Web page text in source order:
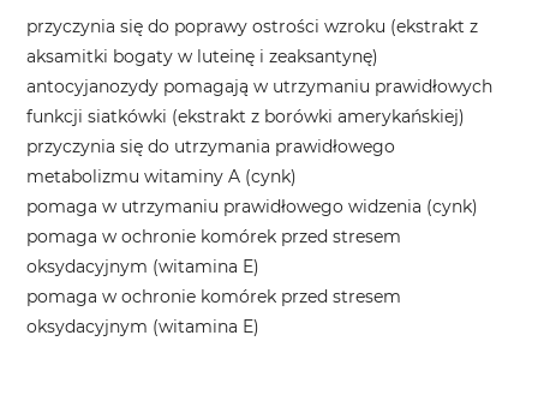
przyczynia się do poprawy ostrości wzroku (ekstrakt z
aksamitki bogaty w luteinę i zeaksantynę)
antocyjanozydy pomagają w utrzymaniu prawidłowych
funkcji siatkówki (ekstrakt z borówki amerykańskiej)
przyczynia się do utrzymania prawidłowego
metabolizmu witaminy A (cynk)
pomaga w utrzymaniu prawidłowego widzenia (cynk)
pomaga w ochronie komórek przed stresem
oksydacyjnym (witamina E)
pomaga w ochronie komórek przed stresem
oksydacyjnym (witamina E)